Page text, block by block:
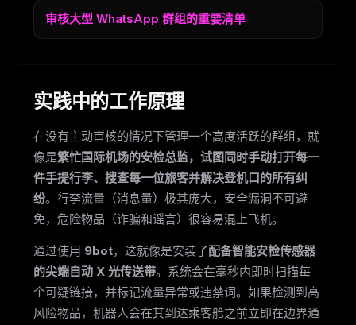
审核大型 WhatsApp 群组的重要清单
实践中的工作原理
在没有主动审核的情况下管理一个高度活跃的群组，就
像是繁忙国际机场的安检总监，试图同时手动打开每一
件手提行李、搜查每一位旅客并解决登机口的所有纠
纷。行李流量（消息量）极其庞大，安全漏洞不可避
免，危险物品（诈骗和谣言）很容易混上飞机。
通过使用 9bot，这就像是安装了配备智能安检传感器
的尖端自动 X 光传送带。系统会在毫秒内即时扫描每
个可疑链接，并标记流量异常或违禁词。如果检测到高
风险物品，机器人会在其到达乘客舱之前立即在边界通